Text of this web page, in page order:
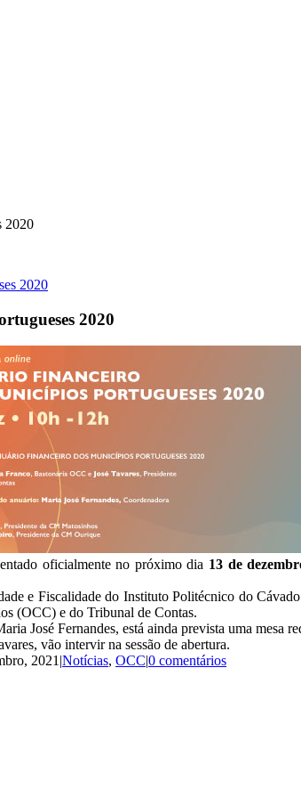
2020
2020
oficialmente no próximo dia 13 de
e Fiscalidade do Instituto Politécnico do
(OCC) e do Tribunal de Contas.
José Fernandes, está ainda prevista uma mesa
vão intervir na sessão de abertura.
2021|Notícias, OCC|0 comentários